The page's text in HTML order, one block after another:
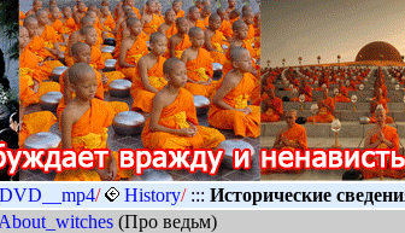
/ History/::: Исторические
About_witches (Про ведьм)